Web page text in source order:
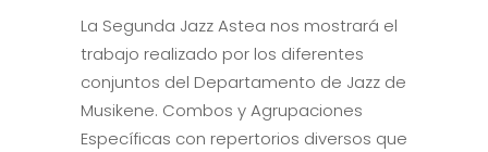
La Segunda Jazz Astea nos mostrará el
trabajo realizado por los diferentes
conjuntos del Departamento de Jazz de
Musikene. Combos y Agrupaciones
Específicas con repertorios diversos que